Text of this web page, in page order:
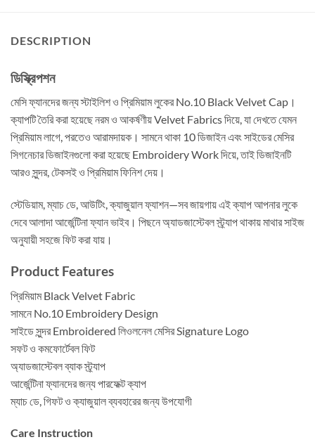
DESCRIPTION
ডিস্ক্রিপশন
মেসি ফ্যানদের জন্য স্টাইলিশ ও প্রিমিয়াম লুকের No.10 Black Velvet Cap।
ক্যাপটি তৈরি করা হয়েছে নরম ও আকর্ষণীয় Velvet Fabrics দিয়ে, যা দেখতে যেমন
প্রিমিয়াম লাগে, পরতেও আরামদায়ক। সামনে থাকা 10 ডিজাইন এবং সাইডের মেসির
সিগনেচার ডিজাইনগুলো করা হয়েছে Embroidery Work দিয়ে, তাই ডিজাইনটি
আরও সুন্দর, টেকসই ও প্রিমিয়াম ফিনিশ দেয়।
স্টেডিয়াম, ম্যাচ ডে, আউটিং, ক্যাজুয়াল ফ্যাশন—সব জায়গায় এই ক্যাপ আপনার লুকে
দেবে আলাদা আর্জেন্টিনা ফ্যান ভাইব। পিছনে অ্যাডজাস্টেবল স্ট্র্যাপ থাকায় মাথার সাইজ
অনুযায়ী সহজে ফিট করা যায়।
Product Features
প্রিমিয়াম Black Velvet Fabric
সামনে No.10 Embroidery Design
সাইডে সুন্দর Embroidered লিওলনেল মেসির Signature Logo
সফট ও কমফোর্টেবল ফিট
অ্যাডজাস্টেবল ব্যাক স্ট্র্যাপ
আর্জেন্টিনা ফ্যানদের জন্য পারফেক্ট ক্যাপ
ম্যাচ ডে, গিফট ও ক্যাজুয়াল ব্যবহারের জন্য উপযোগী
Care Instruction